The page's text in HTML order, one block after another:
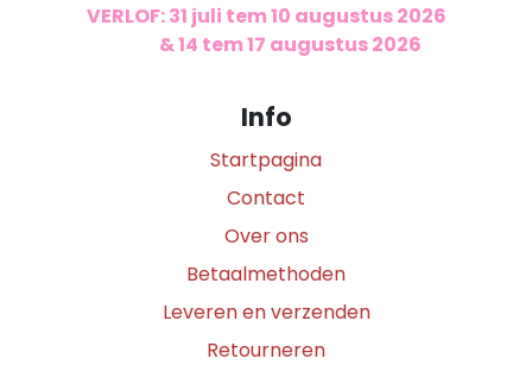
VERLOF: 31 juli tem 10 augustus 2026
& 14 tem 17 augustus 2026
Info
Startpagina
Contact
Over ons
Betaalmethoden
Leveren en verzenden
Retourneren